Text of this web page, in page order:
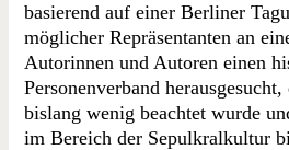
basierend auf einer Berliner
möglicher Repräsentanten an
Autorinnen und Autoren einen
Personenverband
bislang wenig beachtet wurde
im Bereich der Sepulkralkultur